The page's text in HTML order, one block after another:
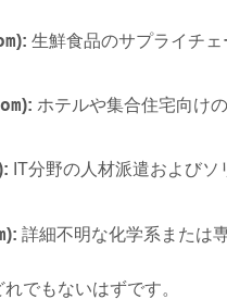
): 生鮮食品のサプライチェ
): ホテルや集合住宅向け
IT分野の人材派遣および
): 詳細不明な化学系または
でもないはずです。